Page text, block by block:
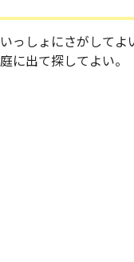
っしょにさがしてよ
に出て探してよい。